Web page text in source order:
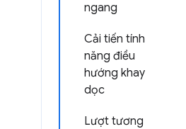
ngang
Cải tiến tính
năng điều
hướng khay
dọc
Lượt tương